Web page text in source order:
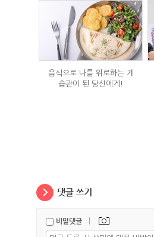
음식으로 나를 위로하는 게
습관이 된 당신에게!
비밀댓글